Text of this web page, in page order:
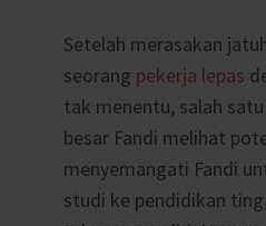
Setelah merasakan
seorang pekerja lepas
tak menentu, salah
besar Fandi melihat
menyemangati Fandi
studi ke pendidikan